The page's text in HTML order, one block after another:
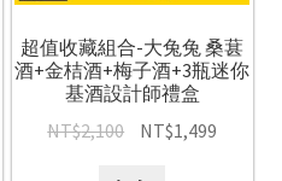
超值收藏組合-大兔兔 桑葚
酒+金桔酒+梅子酒+3瓶迷你
基酒設計師禮盒
NT$2,100 NT$1,499